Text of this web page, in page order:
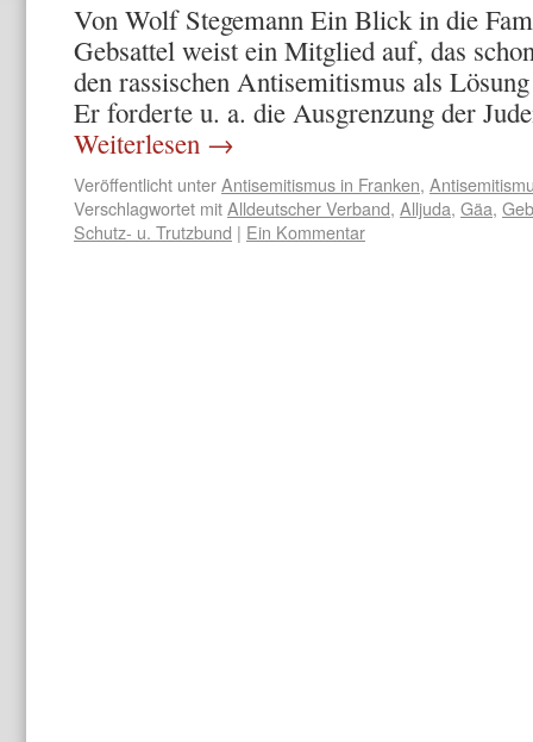
Von Wolf Stegemann Ein Blick in die
Gebsattel weist ein Mitglied auf, das
den rassischen Antisemitismus als
Er forderte u. a. die Ausgrenzung der
Weiterlesen →
Veröffentlicht unterAntisemitismus in Franken,
Verschlagwortet mitAlldeutscher Verband, Alljuda, Gäa,
Schutz- u. Trutzbund | Ein Kommentar